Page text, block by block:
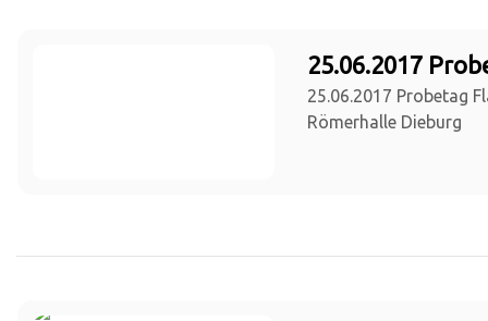
25.06.2017
25.06.2017 Probetag
Römerhalle Dieburg